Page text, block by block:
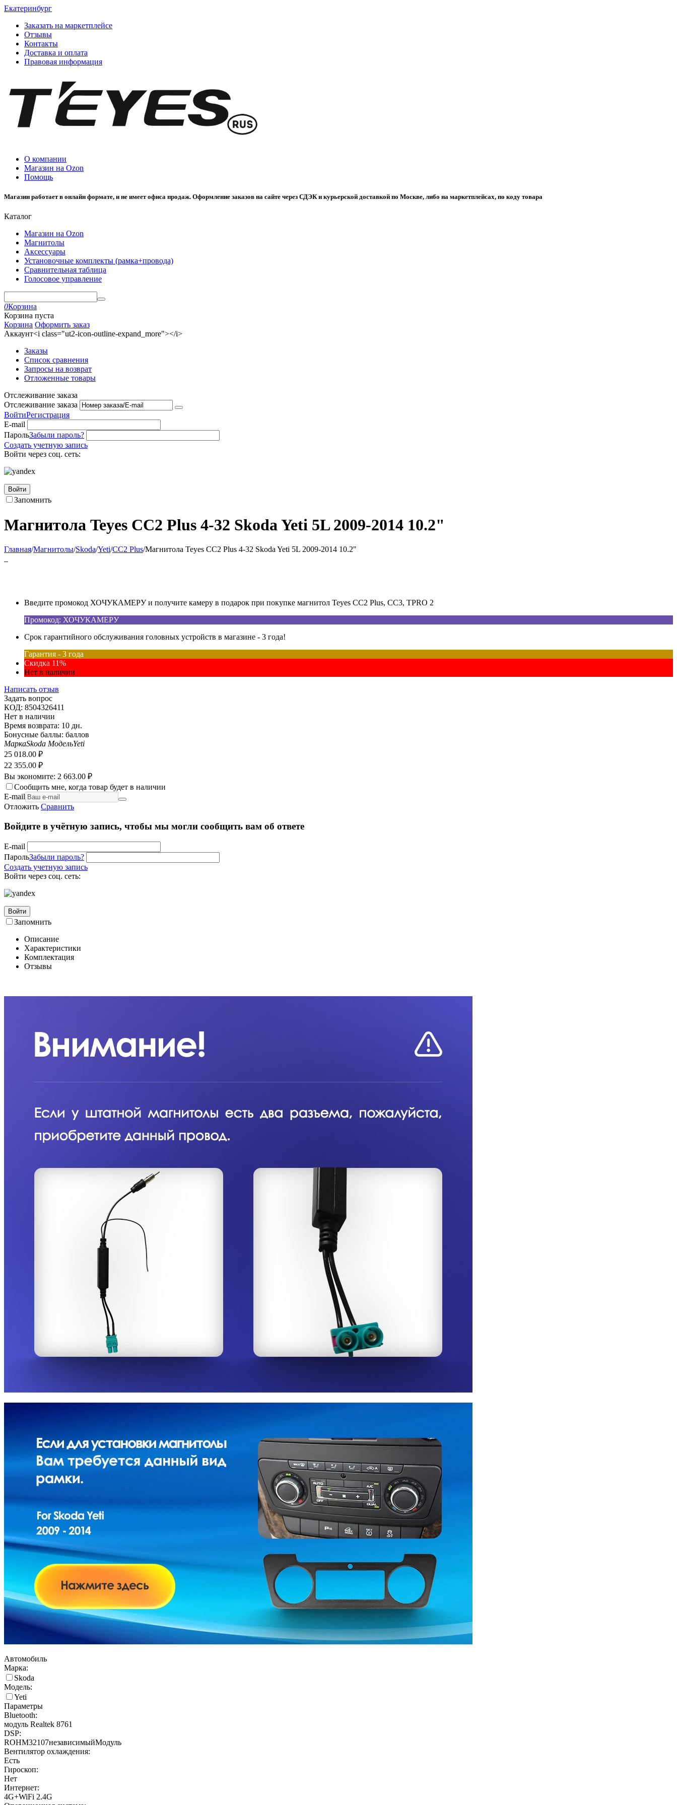
Екатеринбург
Заказать на маркетплейсе
Отзывы
Контакты
Доставка и оплата
Правовая информация
О компании
Магазин на Ozon
Помощь
Магазин работает в онлайн формате, и не имеет офиса продаж. Оформление заказов на сайте через СДЭК и курьерской доставкой по Москве, либо на маркетплейсах, по коду товара
Каталог
Магазин на Ozon
Магнитолы
Аксессуары
Установочные комплекты (рамка+провода)
Сравнительная таблица
Голосовое управление
0Корзина
Корзина пуста
Корзина Оформить заказ
Аккаунт<i class="ut2-icon-outline-expand_more"></i>
Заказы
Список сравнения
Запросы на возврат
Отложенные товары
Отслеживание заказа
Отслеживание заказа
ВойтиРегистрация
E-mail
ПарольЗабыли пароль?
Создать учетную запись
Войти через соц. сеть:
Войти
Запомнить
Магнитола Teyes CC2 Plus 4-32 Skoda Yeti 5L 2009-2014 10.2"
Главная/Магнитолы/Skoda/Yeti/CC2 Plus/Магнитола Teyes CC2 Plus 4-32 Skoda Yeti 5L 2009-2014 10.2"
Введите промокод ХОЧУКАМЕРУ и получите камеру в подарок при покупке магнитол Teyes CC2 Plus, CC3, TPRO 2
Промокод: ХОЧУКАМЕРУ
Срок гарантийного обслуживания головных устройств в магазине - 3 года!
Гарантия - 3 года
Скидка 11%
Нет в наличии
Написать отзыв
Задать вопрос
КОД: 8504326411
Нет в наличии
Время возврата: 10 дн.
Бонусные баллы: баллов
МаркаSkoda МодельYeti
25 018.00 ₽
22 355.00 ₽
Вы экономите: 2 663.00 ₽
Сообщить мне, когда товар будет в наличии
E-mail
Отложить Сравнить
Войдите в учётную запись, чтобы мы могли сообщить вам об ответе
E-mail
ПарольЗабыли пароль?
Создать учетную запись
Войти через соц. сеть:
Войти
Запомнить
Описание
Характеристики
Комплектация
Отзывы
Автомобиль
Марка:
Skoda
Модель:
Yeti
Параметры
Bluetooth:
модуль Realtek 8761
DSP:
ROHM32107независимыйМодуль
Вентилятор охлаждения:
Есть
Гироскоп:
Нет
Интернет:
4G+WiFi 2.4G